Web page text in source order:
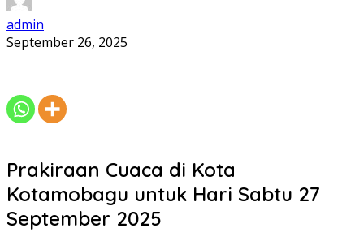
admin
September 26, 2025
Prakiraan Cuaca di Kota
Kotamobagu untuk Hari Sabtu 27
September 2025